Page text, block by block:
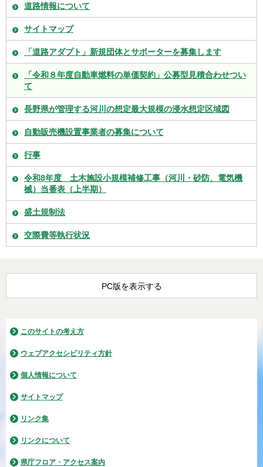
道路情報について
サイトマップ
「道路アダプト」新規団体とサポーターを募集します
「令和８年度自動車燃料の単価契約」公募型見積合わせつい
て
長野県が管理する河川の想定最大規模の浸水想定区域図
自動販売機設置事業者の募集について
行事
令和8年度 土木施設小規模補修工事（河川・砂防、電気機
械）当番表（上半期）
盛土規制法
交際費等執行状況
PC版を表示する
このサイトの考え方
ウェブアクセシビリティ方針
個人情報について
サイトマップ
リンク集
リンクについて
県庁フロア・アクセス案内